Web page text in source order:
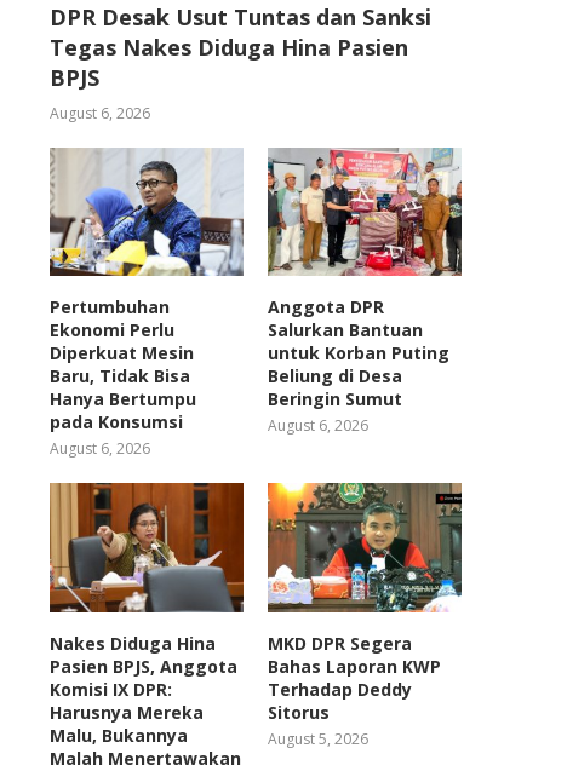
DPR Desak Usut Tuntas dan Sanksi
Tegas Nakes Diduga Hina Pasien
BPJS
August 6, 2026
Pertumbuhan
Ekonomi Perlu
Diperkuat Mesin
Baru, Tidak Bisa
Hanya Bertumpu
pada Konsumsi
August 6, 2026
Anggota DPR
Salurkan Bantuan
untuk Korban Puting
Beliung di Desa
Beringin Sumut
August 6, 2026
Nakes Diduga Hina
Pasien BPJS, Anggota
Komisi IX DPR:
Harusnya Mereka
Malu, Bukannya
Malah Menertawakan
MKD DPR Segera
Bahas Laporan KWP
Terhadap Deddy
Sitorus
August 5, 2026